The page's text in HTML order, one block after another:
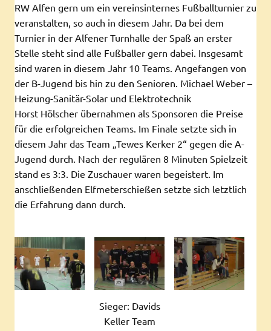
RW Alfen gern um ein vereinsinternes Fußballturnier zu
veranstalten, so auch in diesem Jahr. Da bei dem
Turnier in der Alfener Turnhalle der Spaß an erster
Stelle steht sind alle Fußballer gern dabei. Insgesamt
sind waren in diesem Jahr 10 Teams. Angefangen von
der B-Jugend bis hin zu den Senioren. Michael Weber –
Heizung-Sanitär-Solar und Elektrotechnik
Horst Hölscher übernahmen als Sponsoren die Preise
für die erfolgreichen Teams. Im Finale setzte sich in
diesem Jahr das Team „Tewes Kerker 2“ gegen die A-
Jugend durch. Nach der regulären 8 Minuten Spielzeit
stand es 3:3. Die Zuschauer waren begeistert. Im
anschließenden Elfmeterschießen setzte sich letztlich
die Erfahrung dann durch.
Sieger: Davids
Keller Team